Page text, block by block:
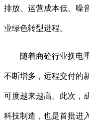
排放、运营成本低、噪
业绿色转型进程。
随着商砼行业换电重
不断增多，远程交付的
可度越来越高。此次，
科技制造，也是首批进